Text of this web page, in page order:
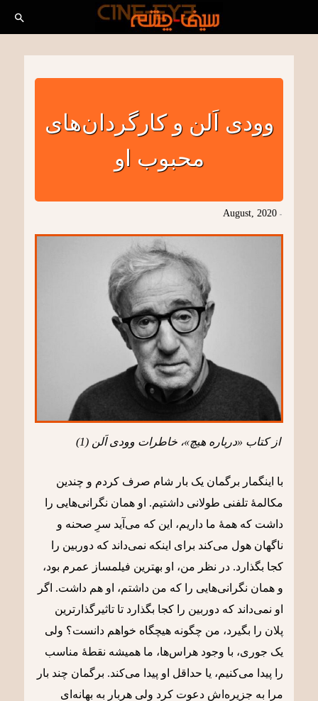
وودی اَلن و کارگردان‌های
محبوب او
-
August, 2020
از کتاب «درباره هیچ»، خاطرات وودی اَلن (1)
با اینگمار برگمان یک بار شام صرف کردم و چندین
مکالمۀ تلفنی طولانی داشتیم. او همان نگرانی‌هایی را
داشت که همۀ ما داریم، این که می‌آید سرِ صحنه و
ناگهان هول می‌کند برای اینکه نمی‌داند که دوربین را
کجا بگذارد. در نظر من، او بهترین فیلمساز عمرم بود،
و همان نگرانی‌هایی را که من داشتم، او هم داشت. اگر
او نمی‌داند که دوربین را کجا بگذارد تا تاثیرگذارترین
پلان را بگیرد، من چگونه هیچگاه خواهم دانست؟ ولی
یک جوری، با وجود هراس‌ها، ما همیشه نقطۀ مناسب
را پیدا می‌کنیم، یا حداقل او پیدا می‌کند. برگمان چند بار
مرا به جزیره‌اش دعوت کرد ولی هربار به بهانه‌ای